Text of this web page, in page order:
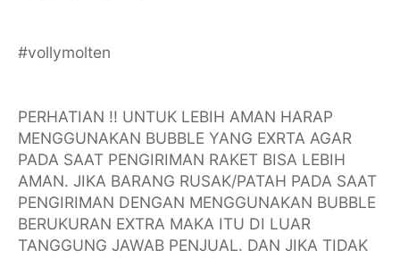
#vollymolten
PERHATIAN !! UNTUK LEBIH AMAN HARAP
MENGGUNAKAN BUBBLE YANG EXRTA AGAR
PADA SAAT PENGIRIMAN RAKET BISA LEBIH
AMAN. JIKA BARANG RUSAK/PATAH PADA SAAT
PENGIRIMAN DENGAN MENGGUNAKAN BUBBLE
BERUKURAN EXTRA MAKA ITU DI LUAR
TANGGUNG JAWAB PENJUAL. DAN JIKA TIDAK